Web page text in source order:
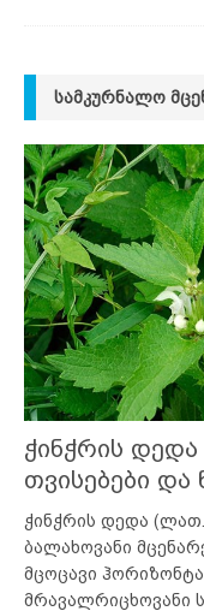
ᲡᲐᲛᲙᲣᲠᲜᲐᲚᲝ
ჭინჭრის
თვისებები და
ჭინჭრის დედა (ლათ.
ბალახოვანი
მცოცავი
მრავალრიცხოვანი